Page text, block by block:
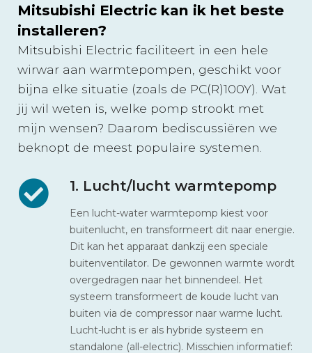
Mitsubishi Electric kan ik het beste
installeren?
Mitsubishi Electric faciliteert in een hele
wirwar aan warmtepompen, geschikt voor
bijna elke situatie (zoals de PC(R)100Y). Wat
jij wil weten is, welke pomp strookt met
mijn wensen? Daarom bediscussiëren we
beknopt de meest populaire systemen.
1. Lucht/lucht warmtepomp
Een lucht-water warmtepomp kiest voor
buitenlucht, en transformeert dit naar energie.
Dit kan het apparaat dankzij een speciale
buitenventilator. De gewonnen warmte wordt
overgedragen naar het binnendeel. Het
systeem transformeert de koude lucht van
buiten via de compressor naar warme lucht.
Lucht-lucht is er als hybride systeem en
standalone (all-electric). Misschien informatief: